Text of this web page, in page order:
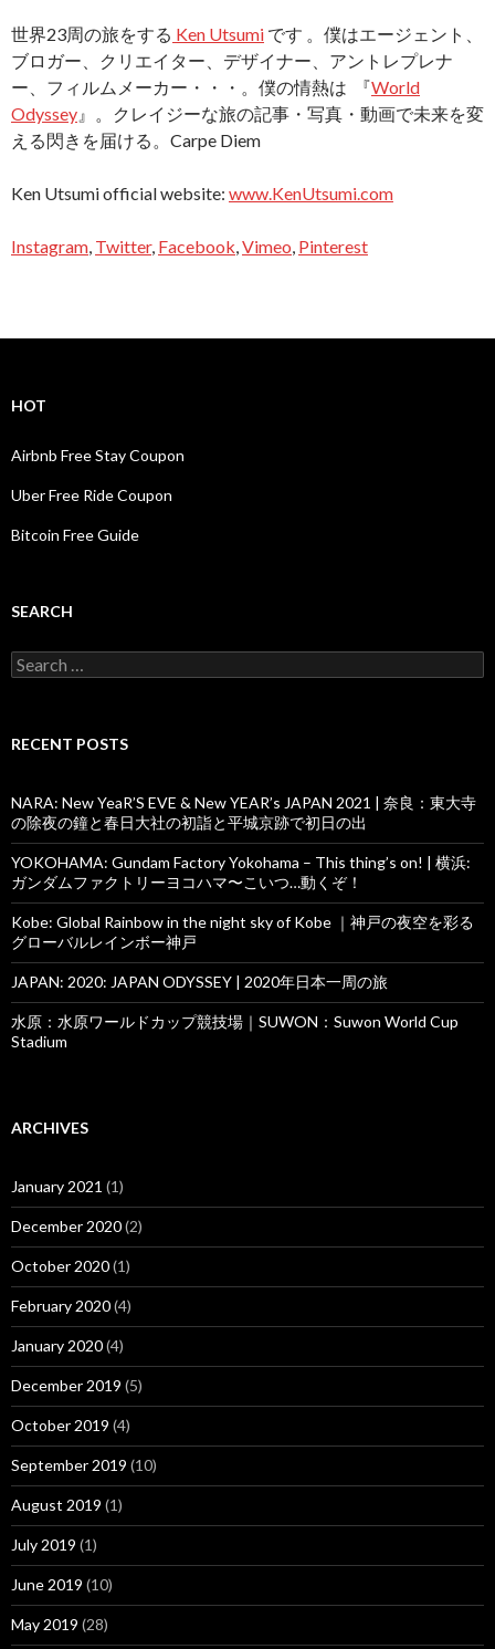
世界23周の旅をする Ken Utsumi です 。僕はエージェント、
ブロガー、クリエイター、デザイナー、アントレプレナ
ー、フィルムメーカー・・・。僕の情熱は 『World
Odyssey 』。クレイジーな旅の記事・写真・動画で未来を変
える閃きを届ける。Carpe Diem
Ken Utsumi official website: www.KenUtsumi.com
Instagram, Twitter, Facebook,Vimeo, Pinterest
HOT
Airbnb Free Stay Coupon
Uber Free Ride Coupon
Bitcoin Free Guide
SEARCH
Search
for:
RECENT POSTS
NARA: New YeaR’S EVE & New YEAR’s JAPAN 2021 | 奈良：東大寺
の除夜の鐘と春日大社の初詣と平城京跡で初日の出
YOKOHAMA: Gundam Factory Yokohama – This thing’s on! | 横浜:
ガンダムファクトリーヨコハマ〜こいつ…動くぞ！
Kobe: Global Rainbow in the night sky of Kobe ｜神戸の夜空を彩る
グローバルレインボー神戸
JAPAN: 2020: JAPAN ODYSSEY | 2020年日本一周の旅
水原：水原ワールドカップ競技場｜SUWON：Suwon World Cup
Stadium
ARCHIVES
January 2021 (1)
December 2020(2)
October 2020(1)
February 2020(4)
January 2020(4)
December 2019 (5)
October 2019 (4)
September 2019 (10)
August 2019 (1)
July 2019 (1)
June 2019 (10)
May 2019 (28)